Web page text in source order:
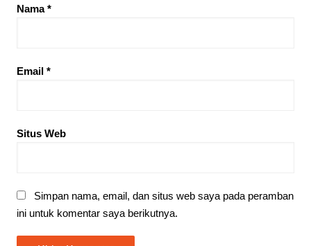
Nama*
Email *
Situs Web
Simpan nama, email, dan situs web saya pada peramban
ini untuk komentar saya berikutnya.